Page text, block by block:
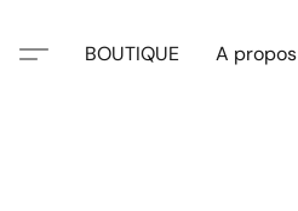
BOUTIQUE A propos